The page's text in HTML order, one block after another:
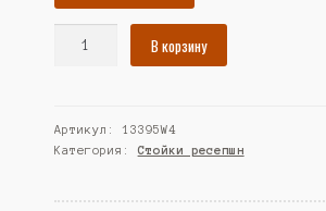
"КИСЛОРОДНЫЕ
КОКТЕЙЛИ"
Дуб
В корзину
Артикул:13395W4
Категория: Стойки ресепшн